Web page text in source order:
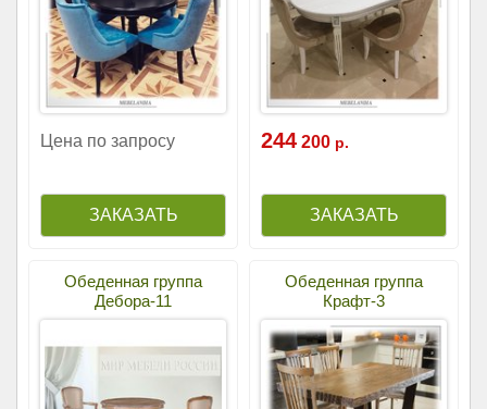
Цена по запросу 244 200 р.
Обеденная группа
Дебора-11
Обеденная группа
Крафт-3